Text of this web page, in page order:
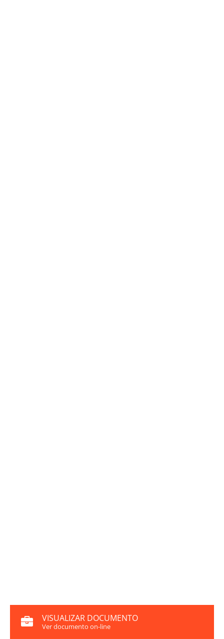
VISUALIZAR DOCUMENTO
Ver documento on-line